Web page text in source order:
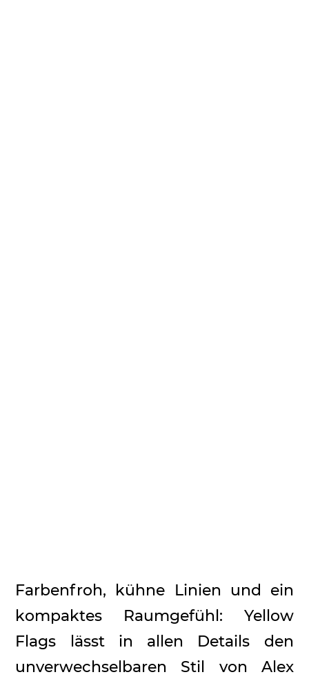
Farbenfroh, kühne Linien und ein
kompaktes Raumgefühl: Yellow
Flags lässt in allen Details den
unverwechselbaren Stil von Alex